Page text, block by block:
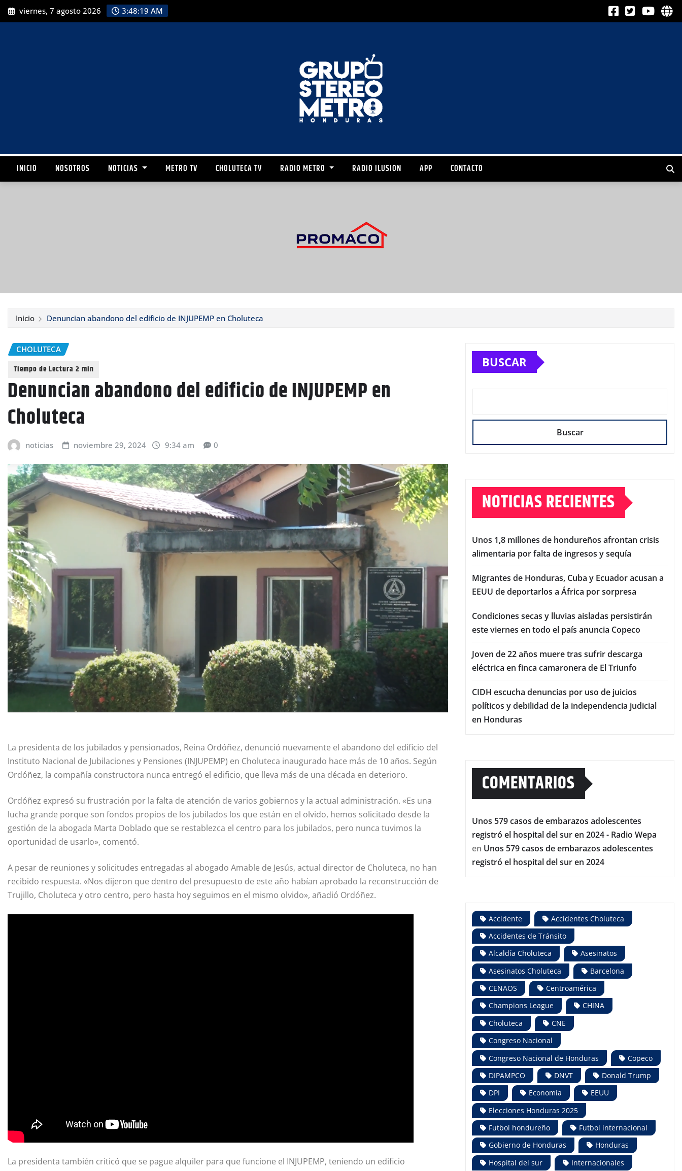
viernes, 7 agosto 2026 3:48:20 AM
INICIO NOSOTROS NOTICIAS METRO TV CHOLUTECA TV RADIO METRO RADIO ILUSION APP CONTACTO
Inicio Denuncian abandono del edificio de INJUPEMP en Choluteca
CHOLUTECA
Denuncian abandono del edificio de INJUPEMP en
Choluteca
noticias noviembre 29, 2024 9:34 am 0
La presidenta de los jubilados y pensionados, Reina Ordóñez, denunció nuevamente el abandono del edificio del
Instituto Nacional de Jubilaciones y Pensiones (INJUPEMP) en Choluteca inaugurado hace más de 10 años. Según
Ordóñez, la compañía constructora nunca entregó el edificio, que lleva más de una década en deterioro.
Ordóñez expresó su frustración por la falta de atención de varios gobiernos y la actual administración. «Es una
lucha grande porque son fondos propios de los jubilados los que están en el olvido, hemos solicitado desde la
gestión de la abogada Marta Doblado que se restablezca el centro para los jubilados, pero nunca tuvimos la
oportunidad de usarlo», comentó.
A pesar de reuniones y solicitudes entregadas al abogado Amable de Jesús, actual director de Choluteca, no han
recibido respuesta. «Nos dijeron que dentro del presupuesto de este año habían aprobado la reconstrucción de
Trujillo, Choluteca y otro centro, pero hasta hoy seguimos en el mismo olvido», añadió Ordóñez.
La presidenta también criticó que se pague alquiler para que funcione el INJUPEMP, teniendo un edificio
BUSCAR
Buscar
NOTICIAS RECIENTES
Unos 1,8 millones de hondureños afrontan crisis
alimentaria por falta de ingresos y sequía
Migrantes de Honduras, Cuba y Ecuador acusan a
EEUU de deportarlos a África por sorpresa
Condiciones secas y lluvias aisladas persistirán
este viernes en todo el país anuncia Copeco
Joven de 22 años muere tras sufrir descarga
eléctrica en finca camaronera de El Triunfo
CIDH escucha denuncias por uso de juicios
políticos y debilidad de la independencia judicial
en Honduras
COMENTARIOS
Unos 579 casos de embarazos adolescentes
registró el hospital del sur en 2024 - Radio Wepa
en Unos 579 casos de embarazos adolescentes
registró el hospital del sur en 2024
Accidente
Accidentes Choluteca
Accidentes de Tránsito
Alcaldía Choluteca
Asesinatos
Asesinatos Choluteca
Barcelona
CENAOS
Centroamérica
Champions League
CHINA
Choluteca
CNE
Congreso Nacional
Congreso Nacional de Honduras
Copeco
DIPAMPCO
DNVT
Donald Trump
DPI
Economía
EEUU
Elecciones Honduras 2025
Futbol hondureño
Futbol internacional
Gobierno de Honduras
Honduras
Hospital del sur
Internacionales